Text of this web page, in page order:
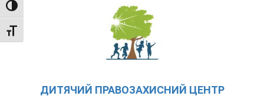
TOGGLE HIGH CONTRAST
TOGGLE FONT SIZE
ДИТЯЧИЙ ПРАВОЗАХИСНИЙ ЦЕНТР